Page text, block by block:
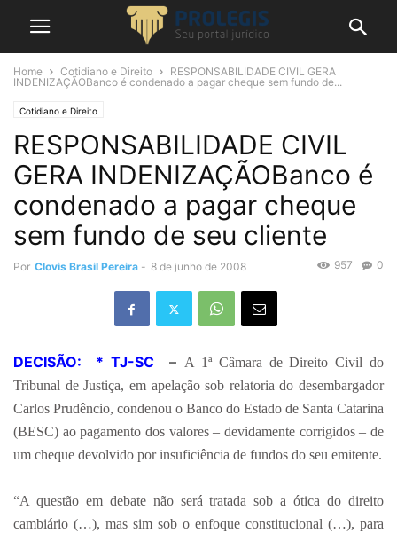
Home Cotidiano e Direito
RESPONSABILIDADE CIVIL GERA
INDENIZAÇÃOBanco é condenado a pagar cheque sem fundo de...
Cotidiano e Direito
RESPONSABILIDADE CIVIL
GERA INDENIZAÇÃOBanco é
condenado a pagar cheque
sem fundo de seu cliente
Por Clovis Brasil Pereira - 8 de junho de 2008 0
957
DECISÃO: * TJ-SC– A 1ª Câmara de Direito Civil do
Tribunal de Justiça, em apelação sob relatoria do desembargador
Carlos Prudêncio, condenou o Banco do Estado de Santa Catarina
(BESC) ao pagamento dos valores – devidamente corrigidos – de
um cheque devolvido por insuficiência de fundos do seu emitente.
“A questão em debate não será tratada sob a ótica do direito
cambiário (…), mas sim sob o enfoque constitucional (…), para